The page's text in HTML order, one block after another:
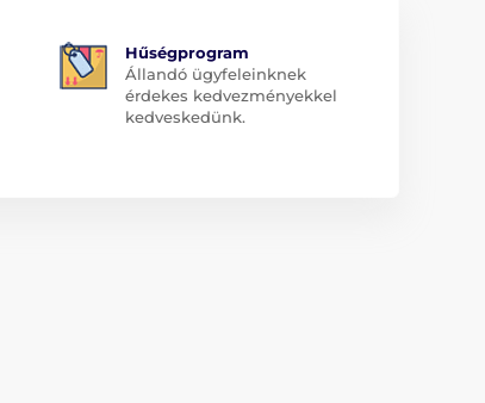
Hűségprogram
Állandó ügyfeleinknek
érdekes kedvezményekkel
kedveskedünk.